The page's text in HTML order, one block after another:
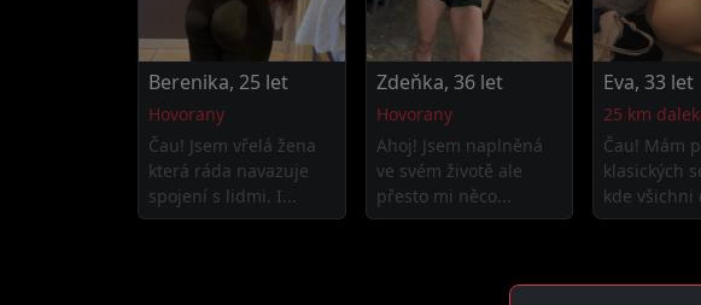
Berenika, 25 let
Hovorany
Čau! Jsem vřelá žena
která ráda navazuje
spojení s lidmi. I...
Zdeňka, 36 let
Hovorany
Ahoj! Jsem naplněná
ve svém životě ale
přesto mi něco...
Eva, 33 let
25 km
Čau! Mám
klasických
kde všichni